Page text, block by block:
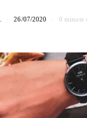
26/07/2020 0 minute